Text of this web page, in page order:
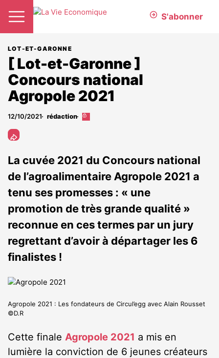
S'abonner
LOT-ET-GARONNE
[ Lot-et-Garonne ]
Concours national
Agropole 2021
12/10/2021 rédaction
Cet
abonnés
La cuvée 2021 du Concours national
de l’agroalimentaire Agropole 2021 a
tenu ses promesses : « une
promotion de très grande qualité »
reconnue en ces termes par un jury
regrettant d’avoir à départager les 6
finalistes !
Agropole 2021 : Les fondateurs de Circul’egg avec Alain Rousset
©D.R
Cette finale Agropole 2021 a mis en
lumière la conviction de 6 jeunes créateurs